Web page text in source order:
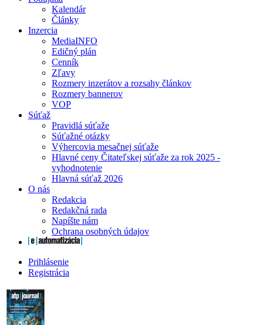
Kalendár
Články
Inzercia
MediaINFO
Edičný plán
Cenník
Zľavy
Rozmery inzerátov a rozsahy článkov
Rozmery bannerov
VOP
Súťaž
Pravidlá súťaže
Súťažné otázky
Výhercovia mesačnej súťaže
Hlavné ceny Čitateľskej súťaže za rok 2025 -
vyhodnotenie
Hlavná súťaž 2026
O nás
Redakcia
Redakčná rada
Napíšte nám
Ochrana osobných údajov
Prihlásenie
Registrácia